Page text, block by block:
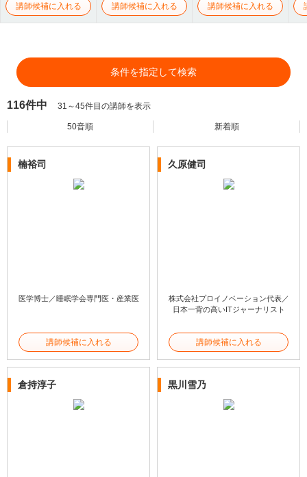
講師候補に入れる 講師候補に入れる 講師候補に入れる
条件を指定して検索
116件中 31～45件目の講師を表示
50音順 新着順
楠裕司
医学博士／睡眠学会専門医・産業医
講師候補に入れる
久原健司
株式会社プロイノベーション代表／
日本一背の高いITジャーナリスト
講師候補に入れる
倉持淳子 黒川雪乃